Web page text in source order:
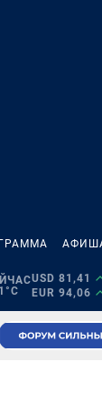
USD 81,41
EUR 94,06